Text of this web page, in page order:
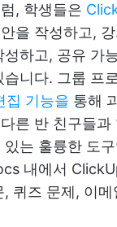
, 학생들은
을 작성하고,
하고, 공유 가
니다. 그룹 프
집 기능을 통해
른 반 친구들과
는 훌륭한 도
내에서
, 퀴즈 문제, 이